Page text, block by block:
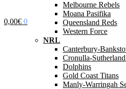
0,00€ 0
Melbourne Rebels
Moana Pasifika
Queensland Reds
Western Force
NRL
Canterbury-
Cronulla-
Dolphins
Gold Coast Titans
Manly-Warringah